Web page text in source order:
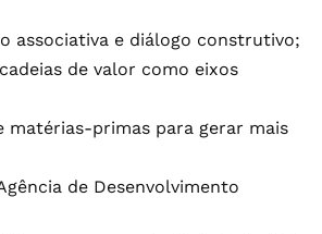
associativa e diálogo construtivo;
de valor como eixos
primas para gerar mais
de Desenvolvimento